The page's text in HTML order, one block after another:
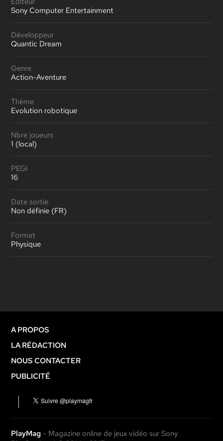
Sony Computer Entertainment
Développeur
Quantic Dream
Genre
Action-Aventure
Thème
Evolution robotique
Nbre joueurs
1 (local)
PEGI
16
Date sortie
Non définie (FR)
Format
Physique
A PROPOS
LA RÉDACTION
NOUS CONTACTER
PUBLICITÉ
PlayMag - Magazine online de jeux vidéo sur Sony